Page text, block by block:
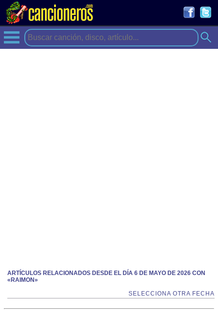
ARTÍCULOS RELACIONADOS DESDE EL DÍA 6 DE MAYO DE 2026 CON
«RAIMON»
SELECCIONA OTRA FECHA